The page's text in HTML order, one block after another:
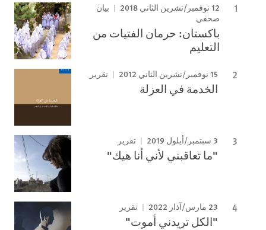
12 نوفمبر/تشرين الثاني 2018
بيان
صحفي
باكستان: حرمان الفتيات من
التعليم
15 نوفمبر/تشرين الثاني 2012 تقرير
الخدمة في العزلة
3 سبتمبر/أيلول 2019 تقرير
"ما تعاقبني لأني أنا هيك"
23 مارس/آذار 2022 تقرير
"الكل تريدني أموت"